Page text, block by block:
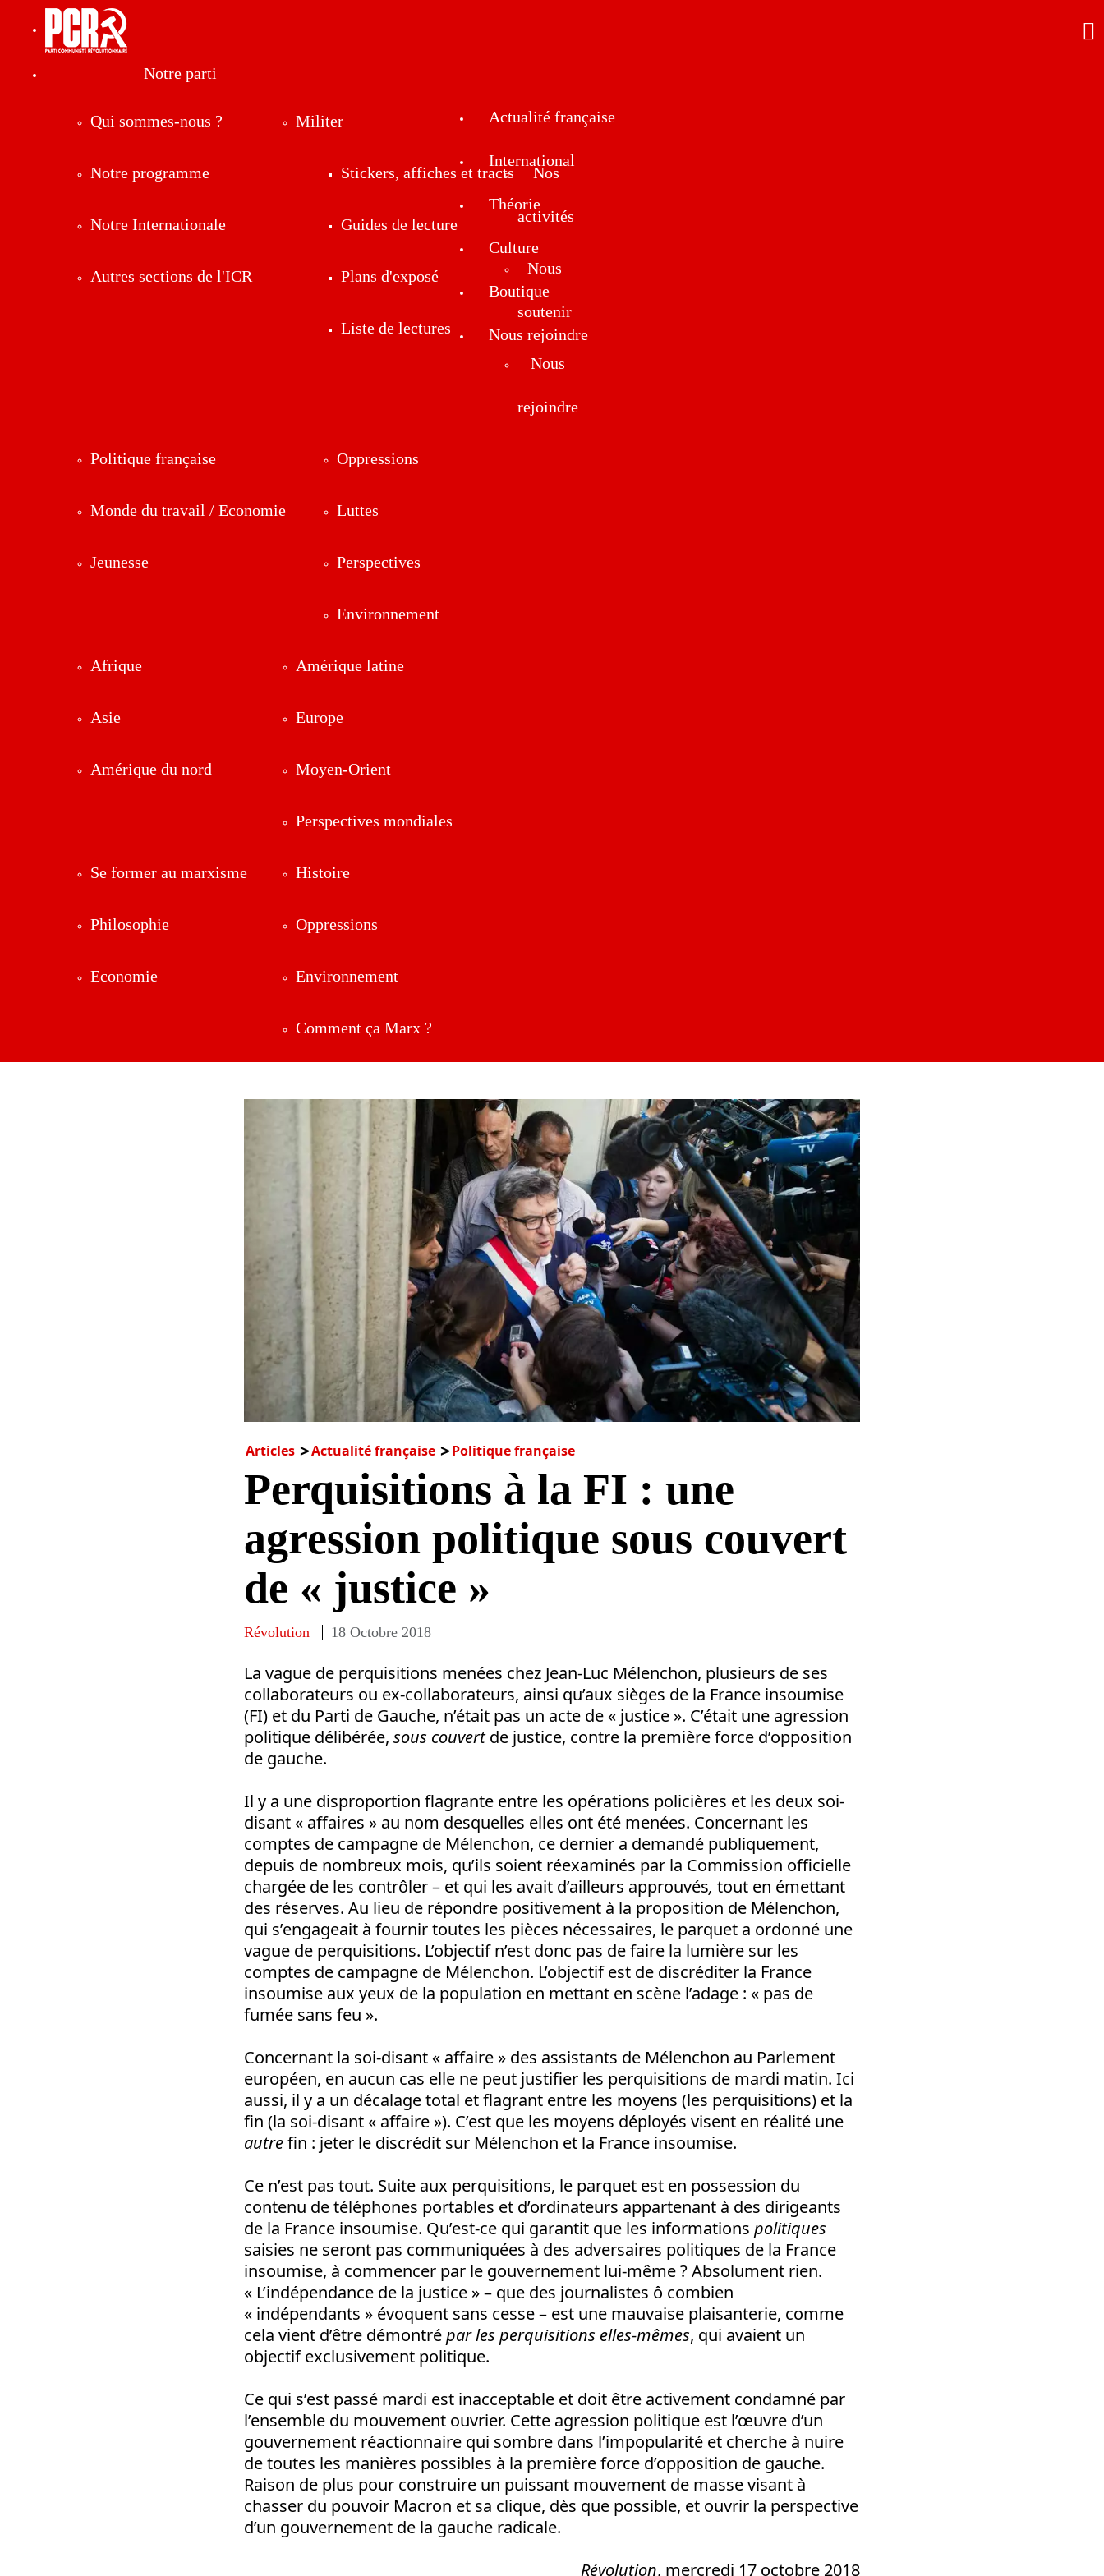
Notre parti
Qui sommes-nous ?
Notre programme
Notre Internationale
Autres sections de l'ICR
Militer
Stickers, affiches et tracts
Guides de lecture
Plans d'exposé
Liste de lectures
Nos
activités
Nous
soutenir
Nous
rejoindre
Actualité française
Politique française
Monde du travail / Economie
Jeunesse
Oppressions
Luttes
Perspectives
Environnement
International
Afrique
Asie
Amérique du nord
Amérique latine
Europe
Moyen-Orient
Perspectives mondiales
Théorie
Se former au marxisme
Philosophie
Economie
Histoire
Oppressions
Environnement
Comment ça Marx ?
Culture
Boutique
Nous rejoindre
Articles Actualité française Politique française
Perquisitions à la FI : une
agression politique sous couvert
de « justice »
Révolution 18 Octobre 2018
La vague de perquisitions menées chez Jean-Luc Mélenchon, plusieurs de ses
collaborateurs ou ex-collaborateurs, ainsi qu’aux sièges de la France insoumise
(FI) et du Parti de Gauche, n’était pas un acte de « justice ». C’était une agression
politique délibérée, sous couvertde justice, contre la première force d’opposition
de gauche.
Il y a une disproportion flagrante entre les opérations policières et les deux soi-
disant « affaires » au nom desquelles elles ont été menées. Concernant les
comptes de campagne de Mélenchon, ce dernier a demandé publiquement,
depuis de nombreux mois, qu’ils soient réexaminés par la Commission officielle
chargée de les contrôler – et qui les avait d’ailleurs approuvés, tout en émettant
des réserves. Au lieu de répondre positivement à la proposition de Mélenchon,
qui s’engageait à fournir toutes les pièces nécessaires, le parquet a ordonné une
vague de perquisitions. L’objectif n’est donc pas de faire la lumière sur les
comptes de campagne de Mélenchon. L’objectif est de discréditer la France
insoumise aux yeux de la population en mettant en scène l’adage : « pas de
fumée sans feu ».
Concernant la soi-disant « affaire » des assistants de Mélenchon au Parlement
européen, en aucun cas elle ne peut justifier les perquisitions de mardi matin. Ici
aussi, il y a un décalage total et flagrant entre les moyens (les perquisitions) et la
fin (la soi-disant « affaire »). C’est que les moyens déployés visent en réalité une
autrefin : jeter le discrédit sur Mélenchon et la France insoumise.
Ce n’est pas tout. Suite aux perquisitions, le parquet est en possession du
contenu de téléphones portables et d’ordinateurs appartenant à des dirigeants
de la France insoumise. Qu’est-ce qui garantit que les informations politiques
saisies ne seront pas communiquées à des adversaires politiques de la France
insoumise, à commencer par le gouvernement lui-même ? Absolument rien.
« L’indépendance de la justice » – que des journalistes ô combien
« indépendants » évoquent sans cesse – est une mauvaise plaisanterie, comme
cela vient d’être démontrépar les perquisitions elles-mêmes, qui avaient un
objectif exclusivement politique.
Ce qui s’est passé mardi est inacceptable et doit être activement condamné par
l’ensemble du mouvement ouvrier. Cette agression politique est l’œuvre d’un
gouvernement réactionnaire qui sombre dans l’impopularité et cherche à nuire
de toutes les manières possibles à la première force d’opposition de gauche.
Raison de plus pour construire un puissant mouvement de masse visant à
chasser du pouvoir Macron et sa clique, dès que possible, et ouvrir la perspective
d’un gouvernement de la gauche radicale.
Révolution, mercredi 17 octobre 2018